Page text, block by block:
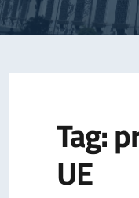
Tag:
UE